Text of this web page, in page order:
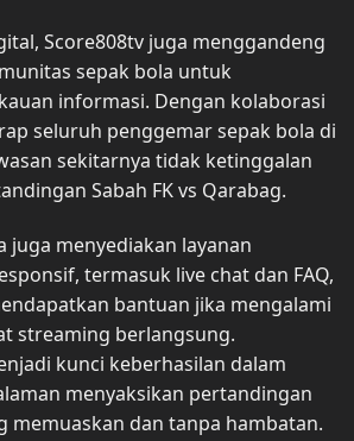
Score808tv juga menggandeng
sepak bola untuk
informasi. Dengan kolaborasi
seluruh penggemar sepak bola di
sekitarnya tidak ketinggalan
Sabah FK vs Qarabag.
juga menyediakan layanan
termasuk live chat dan FAQ,
bantuan jika mengalami
streaming berlangsung.
kunci keberhasilan dalam
menyaksikan pertandingan
memuaskan dan tanpa hambatan.